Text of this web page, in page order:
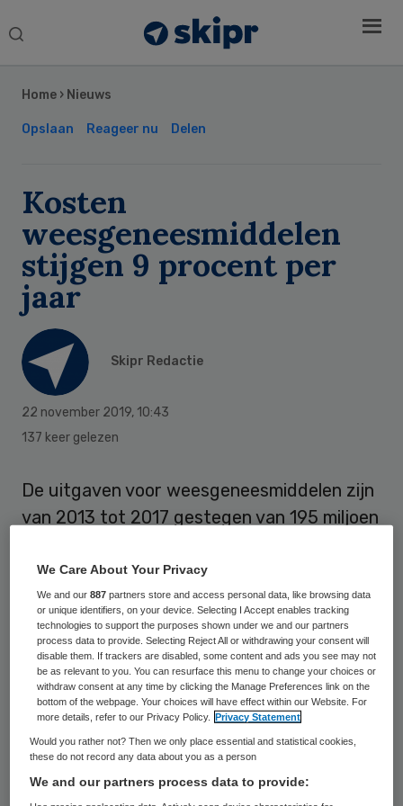
Search
Home › Nieuws
Opslaan Reageer nu Delen
Kosten
weesgeneesmiddelen
stijgen 9 procent per
jaar
Skipr Redactie
22 november 2019, 10:43
137 keer gelezen
De uitgaven voor weesgeneesmiddelen zijn
van 2013 tot 2017 gestegen van 195 miljoen
negen procent per jaar.
Dit staat in de Monitor
Weesgeneesmiddelen van het Zorginstituut
Nederland. De stijging komt vrijwel helemaal
doordat het aantal patiënten is gestegen.
Blijven stijgen
De verwachting is dat de kosten van deze
Sidebar
We Care About Your Privacy
We and our887 partners store and access personal data, like browsing data
or unique identifiers, on your device. Selecting I Accept enables tracking
technologies to support the purposes shown under we and our partners
process data to provide. Selecting Reject All or withdrawing your consent will
disable them. If trackers are disabled, some content and ads you see may not
be as relevant to you. You can resurface this menu to change your choices or
withdraw consent at any time by clicking the Manage Preferences link on the
bottom of the webpage. Your choices will have effect within our Website. For
more details, refer to our Privacy Policy.
Privacy Statement
Would you rather not? Then we only place essential and statistical cookies,
these do not record any data about you as a person
We and our partners process data to provide: